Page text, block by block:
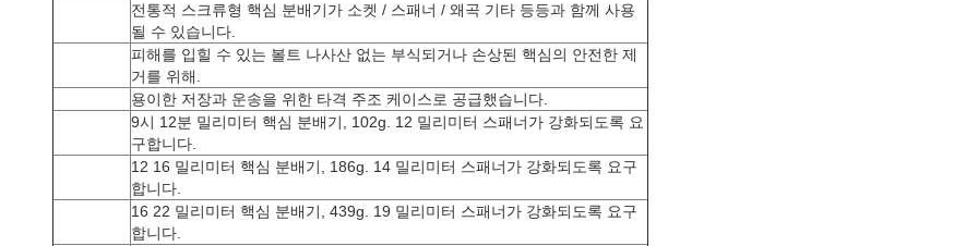
전통적 스크류형 핵심 분배기가 소켓 / 스패너 / 왜곡 기타 등등과 함께 사용
될 수 있습니다.
피해를 입힐 수 있는 볼트 나사산 없는 부식되거나 손상된 핵심의 안전한 제
거를 위해.
용이한 저장과 운송을 위한 타격 주조 케이스로 공급했습니다.
9시 12분 밀리미터 핵심 분배기, 102g. 12 밀리미터 스패너가 강화되도록 요
구합니다.
12 16 밀리미터 핵심 분배기, 186g. 14 밀리미터 스패너가 강화되도록 요구
합니다.
16 22 밀리미터 핵심 분배기, 439g. 19 밀리미터 스패너가 강화되도록 요구
합니다.